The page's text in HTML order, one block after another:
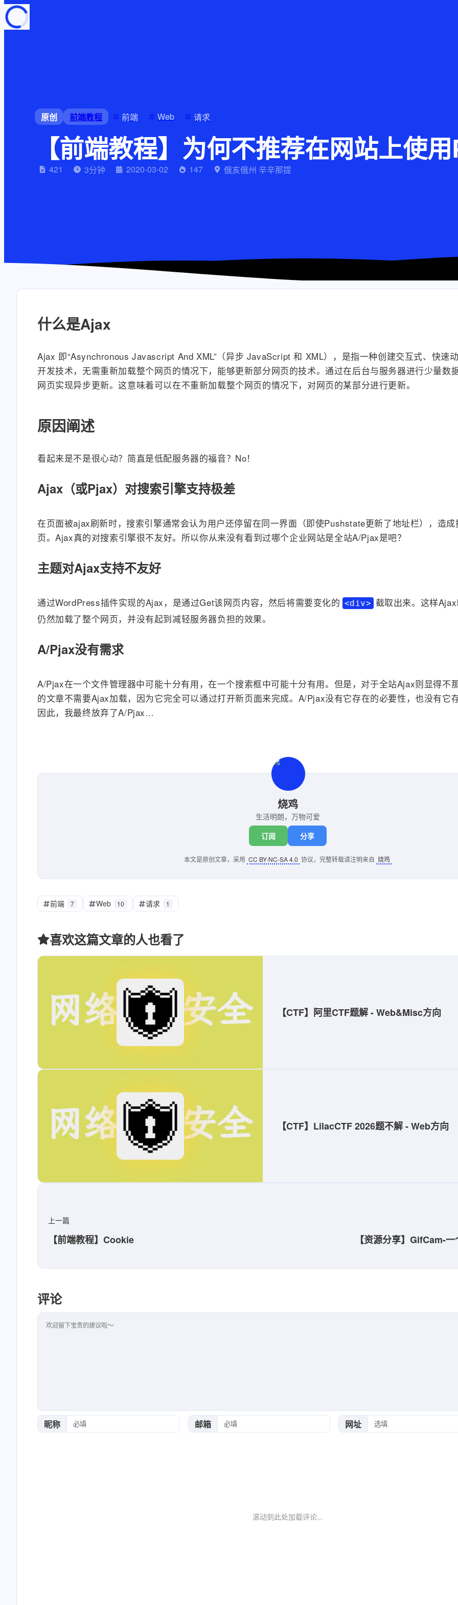
页面加载中
原创 前端教程 前端 Web 请求
【前端教程】为何不推荐在网站上使
421 3分钟 2020-03-02 147 俄亥俄州 辛辛那提
什么是Ajax
Ajax 即“Asynchronous Javascript And XML”（异步 JavaScript 和 XML），是指一种创建交互式、快速
开发技术，无需重新加载整个网页的情况下，能够更新部分网页的技术。通过在后台与服务器进行少量数
网页实现异步更新。这意味着可以在不重新加载整个网页的情况下，对网页的某部分进行更新。
原因阐述
看起来是不是很心动？简直是低配服务器的福音？No！
Ajax（或Pjax）对搜索引擎支持极差
在页面被ajax刷新时，搜索引擎通常会认为用户还停留在同一界面（即使Pushstate更新了地址栏），造
页。Ajax真的对搜索引擎很不友好。所以你从来没有看到过哪个企业网站是全站A/Pjax是吧？
主题对Ajax支持不友好
通过WordPress插件实现的Ajax，是通过Get该网页内容，然后将需要变化的 <div> 截取出来。这样
仍然加载了整个网页，并没有起到减轻服务器负担的效果。
A/Pjax没有需求
A/Pjax在一个文件管理器中可能十分有用，在一个搜索框中可能十分有用。但是，对于全站Ajax则显得
的文章不需要Ajax加载，因为它完全可以通过打开新页面来完成。A/Pjax没有它存在的必要性，也没有它
因此，我最终放弃了A/Pjax…
烧鸡
生活明朗，万物可爱
订阅 分享
本文是原创文章，采用 CC BY-NC-SA 4.0 协议，完整转载请注明来自 烧鸡
前端 7 Web 10 请求 1
喜欢这篇文章的人也看了
【CTF】阿里CTF题解 - Web&Misc方向
【CTF】LilacCTF 2026题不解 - Web方向
上一篇
【前端教程】Cookie 【资源分享】GifCam-
评论
评论内容
昵称 邮箱 网址
滚动到此处加载评论...